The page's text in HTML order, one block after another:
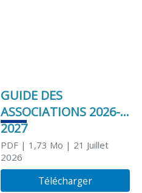
GUIDE DES
ASSOCIATIONS 2026-
2027
PDF| 1,73 Mo | 21 Juillet
2026
Télécharger